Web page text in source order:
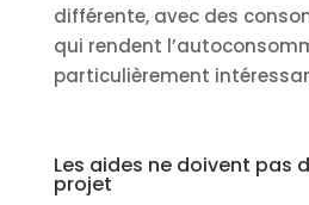
différente, avec des
qui rendent
particulièrement
Les aides ne doivent pas
projet